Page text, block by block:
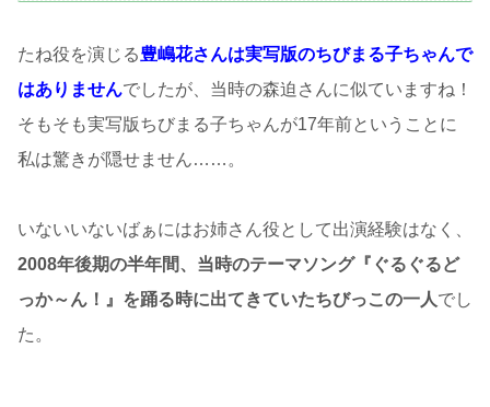
たね役を演じる豊嶋花さんは実写版のちびまる子ちゃんで
はありませんでしたが、当時の森迫さんに似ていますね！
そもそも実写版ちびまる子ちゃんが17年前ということに
私は驚きが隠せません……。
いないいないばぁにはお姉さん役として出演経験はなく、
2008年後期の半年間、当時のテーマソング『ぐるぐるど
っか～ん！』を踊る時に出てきていたちびっこの一人でし
た。